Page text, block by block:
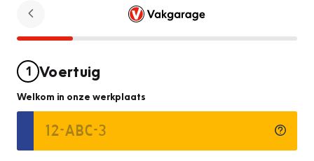
1 Voertuig
Welkom in onze werkplaats